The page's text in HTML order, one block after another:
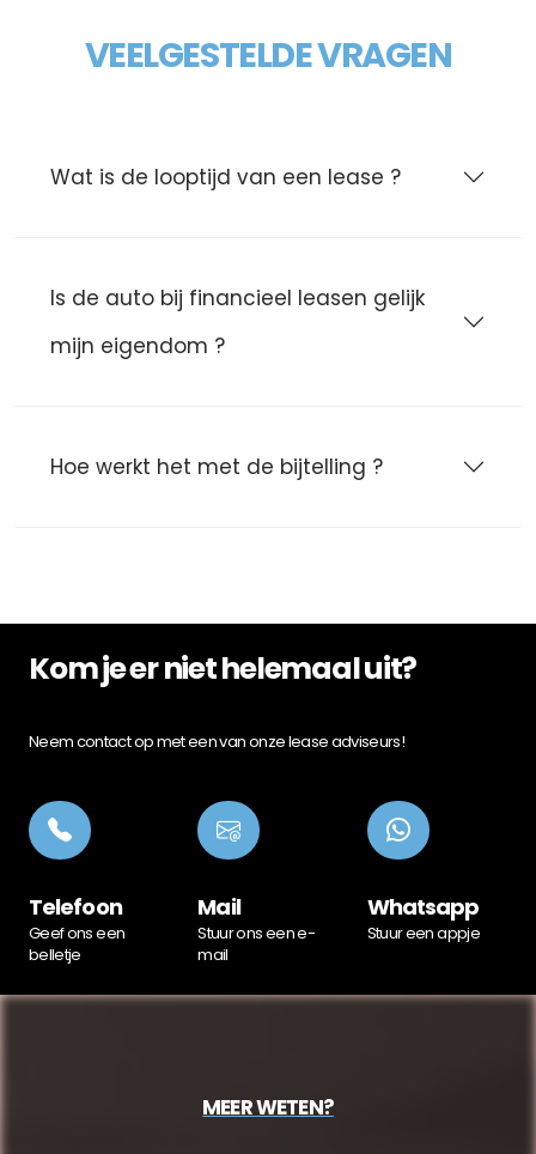
VEELGESTELDE VRAGEN
Wat is de looptijd van een lease ?
Is de auto bij financieel leasen gelijk
mijn eigendom ?
Hoe werkt het met de bijtelling ?
Kom je er niet helemaal uit?
Neem contact op met een van onze lease adviseurs!
Telefoon
Geef ons een
belletje
Mail
Stuur ons een e-
mail
Whatsapp
Stuur een appje
MEER WETEN?